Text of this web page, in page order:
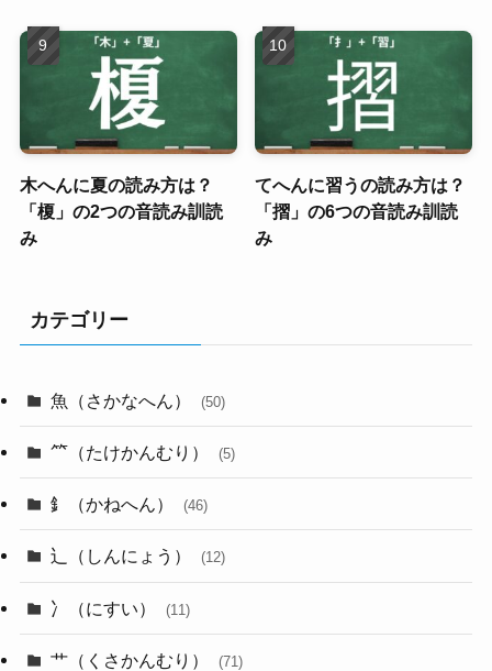
木へんに夏の読み方は？
「榎」の2つの音読み訓読
み
てへんに習うの読み方は？
「摺」の6つの音読み訓読
み
カテゴリー
魚（さかなへん） (50)
⺮（たけかんむり） (5)
釒（かねへん） (46)
辶（しんにょう） (12)
冫（にすい） (11)
艹（くさかんむり） (71)